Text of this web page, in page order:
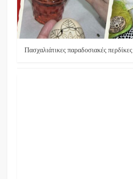
Πασχαλιάτικες παραδοσιακές